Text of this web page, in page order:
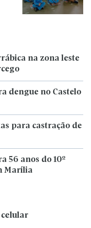
na zona leste
dengue no Castelo
para castração de
56 anos do 10º
Marília